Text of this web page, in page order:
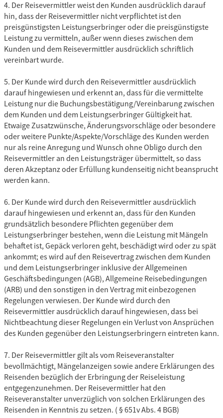
4. Der Reisevermittler weist den Kunden ausdrücklich darauf
hin, dass der Reisevermittler nicht verpflichtet ist den
preisgünstigsten Leistungserbringer oder die preisgünstigste
Leistung zu vermitteln, außer wenn dieses zwischen dem
Kunden und dem Reisevermittler ausdrücklich schriftlich
vereinbart wurde.
5. Der Kunde wird durch den Reisevermittler ausdrücklich
darauf hingewiesen und erkennt an, dass für die vermittelte
Leistung nur die Buchungsbestätigung/Vereinbarung zwischen
dem Kunden und dem Leistungserbringer Gültigkeit hat.
Etwaige Zusatzwünsche, Änderungsvorschläge oder besondere
oder weitere Punkte/Aspekte/Vorschläge des Kunden werden
nur als reine Anregung und Wunsch ohne Obligo durch den
Reisevermittler an den Leistungsträger übermittelt, so dass
deren Akzeptanz oder Erfüllung kundenseitig nicht beansprucht
werden kann.
6. Der Kunde wird durch den Reisevermittler ausdrücklich
darauf hingewiesen und erkennt an, dass für den Kunden
grundsätzlich besondere Pflichten gegenüber dem
Leistungserbringer bestehen, wenn die Leistung mit Mängeln
behaftet ist, Gepäck verloren geht, beschädigt wird oder zu spät
ankommt; es wird auf den Reisevertrag zwischen dem Kunden
und dem Leistungserbringer inklusive der Allgemeinen
Geschäftsbedingungen (AGB), Allgemeine Reisebedingungen
(ARB) und den sonstigen in den Vertrag mit einbezogenen
Regelungen verwiesen. Der Kunde wird durch den
Reisevermittler ausdrücklich darauf hingewiesen, dass bei
Nichtbeachtung dieser Regelungen ein Verlust von Ansprüchen
des Kunden gegenüber den Leistungserbringern eintreten kann.
7. Der Reisevermittler gilt als vom Reiseveranstalter
bevollmächtigt, Mängelanzeigen sowie andere Erklärungen des
Reisenden bezüglich der Erbringung der Reiseleistung
entgegenzunehmen. Der Reisevermittler hat den
Reiseveranstalter unverzüglich von solchen Erklärungen des
Reisenden in Kenntnis zu setzen. ( § 651v Abs. 4 BGB)